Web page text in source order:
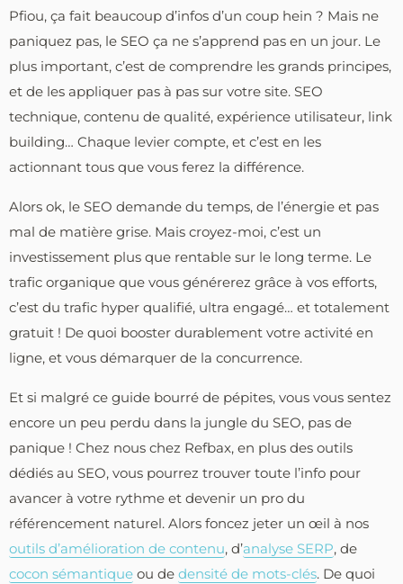
Pfiou, ça fait beaucoup d’infos d’un coup hein ? Mais ne
paniquez pas, le SEO ça ne s’apprend pas en un jour. Le
plus important, c’est de comprendre les grands principes,
et de les appliquer pas à pas sur votre site. SEO
technique, contenu de qualité, expérience utilisateur, link
building… Chaque levier compte, et c’est en les
actionnant tous que vous ferez la différence.
Alors ok, le SEO demande du temps, de l’énergie et pas
mal de matière grise. Mais croyez-moi, c’est un
investissement plus que rentable sur le long terme. Le
trafic organique que vous générerez grâce à vos efforts,
c’est du trafic hyper qualifié, ultra engagé… et totalement
gratuit ! De quoi booster durablement votre activité en
ligne, et vous démarquer de la concurrence.
Et si malgré ce guide bourré de pépites, vous vous sentez
encore un peu perdu dans la jungle du SEO, pas de
panique ! Chez nous chez Refbax, en plus des outils
dédiés au SEO, vous pourrez trouver toute l’info pour
avancer à votre rythme et devenir un pro du
référencement naturel. Alors foncez jeter un œil à nos
outils d’amélioration de contenu, d’analyse SERP, de
cocon sémantique ou de densité de mots-clés. De quoi